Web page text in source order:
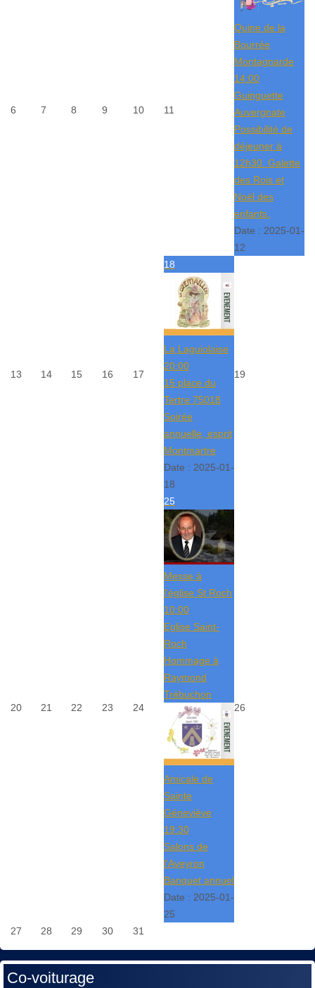
6 7 8 9 10 11
Quine de la
Bourrée
Montagnarde
14:00
Guinguette
Auvergnate
Possibilité de
déjeuner à
12h30. Galette
des Rois et
Noël des
enfants.
Date : 2025-01-
12
13 14 15 16 17
18
La Laguiolaise
20:00
15 place du
Tertre 75018
Soirée
annuelle, esprit
Montmartre
Date : 2025-01-
18
19
20 21 22 23 24
25
Messe à
l'église St Roch
10:00
Eglise Saint-
Roch
Hommage à
Raymond
Trébuchon
Amicale de
Sainte
Géneviève
19:30
Salons de
l'Aveyron
Banquet annuel
Date : 2025-01-
25
26
27 28 29 30 31
Co-voiturage